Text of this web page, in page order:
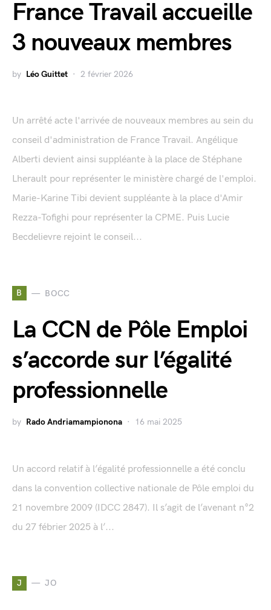
France Travail accueille
3 nouveaux membres
by Léo Guittet 2 février 2026
Un arrêté acte l'arrivée de nouveaux membres au sein du
conseil d'administration de France Travail. Angélique
Alberti devient ainsi suppléante à la place de Stéphane
Lherault pour représenter le ministère chargé de l'emploi.
Marie-Karine Tibi devient suppléante à la place d'Amir
Rezza-Tofighi pour représenter la CPME. Puis Lucie
Becdelievre rejoint le conseil...
B BOCC
La CCN de Pôle Emploi
s’accorde sur l’égalité
professionnelle
by Rado Andriamampionona 16 mai 2025
Un accord relatif à l’égalité professionnelle a été conclu
dans la convention collective nationale de Pôle emploi du
21 novembre 2009 (IDCC 2847). Il s’agit de l’avenant n°2
du 27 fébrier 2025 à l’...
J JO